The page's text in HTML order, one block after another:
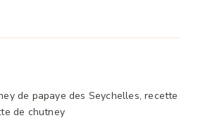
de papaye des Seychelles, recette
de chutney